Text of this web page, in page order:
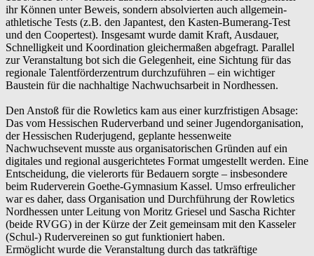
ihr Können unter Beweis, sondern absolvierten auch allgemein-
athletische Tests (z.B. den Japantest, den Kasten-Bumerang-Test
und den Coopertest). Insgesamt wurde damit Kraft, Ausdauer,
Schnelligkeit und Koordination gleichermaßen abgefragt. Parallel
zur Veranstaltung bot sich die Gelegenheit, eine Sichtung für das
regionale Talentförderzentrum durchzuführen – ein wichtiger
Baustein für die nachhaltige Nachwuchsarbeit in Nordhessen.
Den Anstoß für die Rowletics kam aus einer kurzfristigen Absage:
Das vom Hessischen Ruderverband und seiner Jugendorganisation,
der Hessischen Ruderjugend, geplante hessenweite
Nachwuchsevent musste aus organisatorischen Gründen auf ein
digitales und regional ausgerichtetes Format umgestellt werden. Eine
Entscheidung, die vielerorts für Bedauern sorgte – insbesondere
beim Ruderverein Goethe-Gymnasium Kassel. Umso erfreulicher
war es daher, dass Organisation und Durchführung der Rowletics
Nordhessen unter Leitung von Moritz Griesel und Sascha Richter
(beide RVGG) in der Kürze der Zeit gemeinsam mit den Kasseler
(Schul-) Rudervereinen so gut funktioniert haben.
Ermöglicht wurde die Veranstaltung durch das tatkräftige